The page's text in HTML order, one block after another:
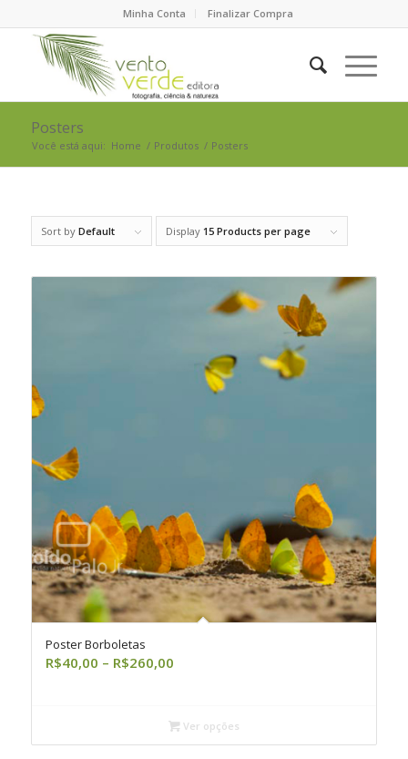
Minha Conta Finalizar Compra
Posters
Você está aqui: Home / Produtos / Posters
Sort by Default Display 15 Products per page
Poster Borboletas
R$40,00 – R$260,00Faixa
R$40,00
através
Ver opções